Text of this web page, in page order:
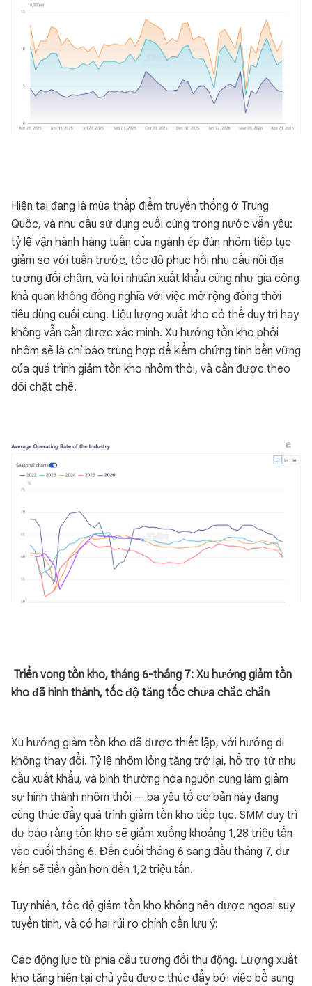
Hiện tại đang là mùa thấp điểm truyền thống ở Trung
Quốc, và nhu cầu sử dụng cuối cùng trong nước vẫn yếu:
tỷ lệ vận hành hàng tuần của ngành ép đùn nhôm tiếp tục
giảm so với tuần trước, tốc độ phục hồi nhu cầu nội địa
tương đối chậm, và lợi nhuận xuất khẩu cũng như gia công
khả quan không đồng nghĩa với việc mở rộng đồng thời
tiêu dùng cuối cùng. Liệu lượng xuất kho có thể duy trì hay
không vẫn cần được xác minh. Xu hướng tồn kho phôi
nhôm sẽ là chỉ báo trùng hợp để kiểm chứng tính bền vững
của quá trình giảm tồn kho nhôm thỏi, và cần được theo
dõi chặt chẽ.
Triển vọng tồn kho, tháng 6-tháng 7: Xu hướng giảm tồn
kho đã hình thành, tốc độ tăng tốc chưa chắc chắn
Xu hướng giảm tồn kho đã được thiết lập, với hướng đi
không thay đổi. Tỷ lệ nhôm lỏng tăng trở lại, hỗ trợ từ nhu
cầu xuất khẩu, và bình thường hóa nguồn cung làm giảm
sự hình thành nhôm thỏi — ba yếu tố cơ bản này đang
cùng thúc đẩy quá trình giảm tồn kho tiếp tục. SMM duy trì
dự báo rằng tồn kho sẽ giảm xuống khoảng 1,28 triệu tấn
vào cuối tháng 6. Đến cuối tháng 6 sang đầu tháng 7, dự
kiến sẽ tiến gần hơn đến 1,2 triệu tấn.
Tuy nhiên, tốc độ giảm tồn kho không nên được ngoại suy
tuyến tính, và có hai rủi ro chính cần lưu ý:
Các động lực từ phía cầu tương đối thụ động. Lượng xuất
kho tăng hiện tại chủ yếu được thúc đẩy bởi việc bổ sung